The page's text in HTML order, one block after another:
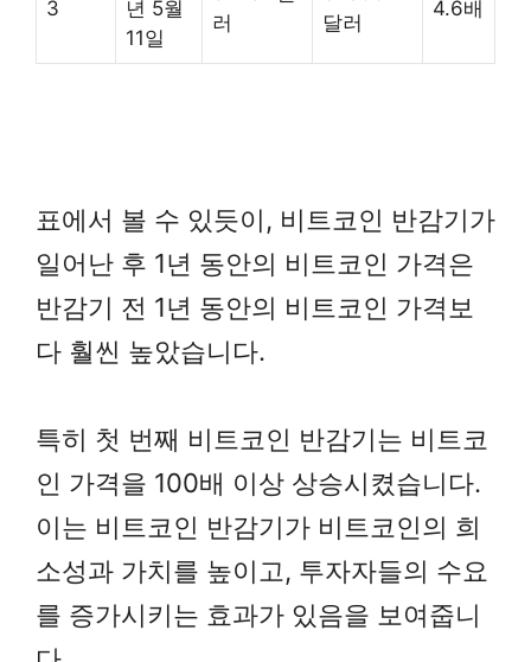
3
년 5월
11일
러
달러
4.6배
표에서 볼 수 있듯이, 비트코인 반감기가
일어난 후 1년 동안의 비트코인 가격은
반감기 전 1년 동안의 비트코인 가격보
다 훨씬 높았습니다.
특히 첫 번째 비트코인 반감기는 비트코
인 가격을 100배 이상 상승시켰습니다.
이는 비트코인 반감기가 비트코인의 희
소성과 가치를 높이고, 투자자들의 수요
를 증가시키는 효과가 있음을 보여줍니